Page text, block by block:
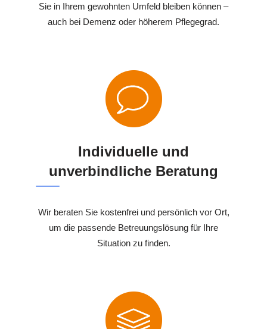
Sie in Ihrem gewohnten Umfeld bleiben können –
auch bei Demenz oder höherem Pflegegrad.
Individuelle und
unverbindliche Beratung
Wir beraten Sie kostenfrei und persönlich vor Ort,
um die passende Betreuungslösung für Ihre
Situation zu finden.